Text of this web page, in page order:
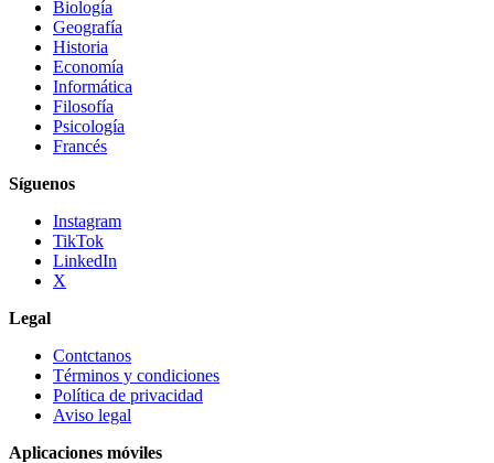
Biología
Geografía
Historia
Economía
Informática
Filosofía
Psicología
Francés
Síguenos
Instagram
TikTok
LinkedIn
X
Legal
Contctanos
Términos y condiciones
Política de privacidad
Aviso legal
Aplicaciones móviles